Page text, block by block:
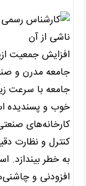
افزایش جمعیت
جامعه مدرن و
جامعه با سرعت
خوب و پسندیده
کارخانه‌های
کنترل و نظارت
به خطر بیندازد.
افزودنی و